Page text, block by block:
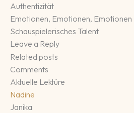
Authentizität
Emotionen, Emotionen, Emotionen
Schauspielerisches Talent
Leave a Reply
Related posts
Comments
Aktuelle Lektüre
Nadine
Janika